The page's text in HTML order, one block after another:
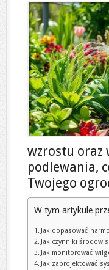
wzrostu oraz
podlewania,
Twojego
W tym artykule
Jak dopasować
Jak czynniki
Jak monitorować
Jak zaprojektować